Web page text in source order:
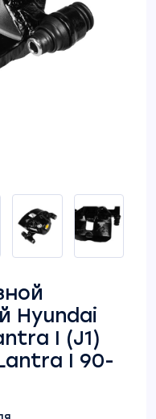
Hyundai
I (J1)
I 90-